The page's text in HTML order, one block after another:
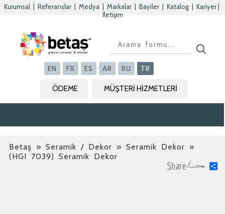
Kurumsal Referanslar Medya Markalar Bayiler Katalog Kariyer
İletişim
EN FR ES AR RU TR
ÖDEME MÜŞTERİ HİZMETLERİ
Betaş » Seramik / Dekor » Seramik Dekor »
(HGI 7039) Seramik Dekor